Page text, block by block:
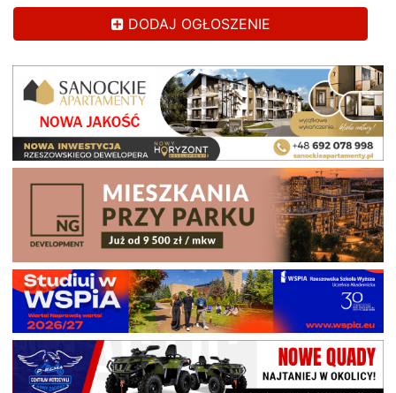
DODAJ OGŁOSZENIE